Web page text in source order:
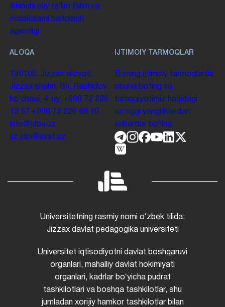
Ikkinchi oliy taʼlim Bilim va
malakalarni baholash
agentligi
ALOQA
130100. Jizzax viloyati,
Jizzax shahri, Sh. Rashidov
koʻchasi, 4-uy. +998 72 226
13 57 +998 72 226 68 10
info@jdpu.uz
jiz.jdpi@exat.uz
IJTIMOIY TARMOQLAR
Bizning ijtimoiy tarmoqlarda
obuna boʻling va
taraqqiyotimiz haqidagi
soʻnggi yangiliklardan
xabardor boʻling.
Universitetning rasmiy nomi oʻzbek tilida:
Jizzax davlat pedagogika universiteti
Universitet iqtisodiyotni davlat boshqaruvi
organlari, mahalliy davlat hokimiyati
organlari, kadrlar boʻyicha pudrat
tashkilotlari va boshqa tashkilotlar, shu
jumladan xorijiy hamkor tashkilotlar bilan